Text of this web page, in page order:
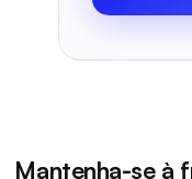
Mantenha-se à